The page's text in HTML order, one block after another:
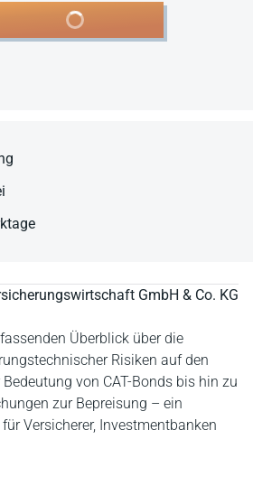
GmbH & Co. KG
Überblick über die
Risiken auf den
von CAT-Bonds bis hin zu
zur Bepreisung – ein
Versicherer, Investmentbanken
In den Warenkorb